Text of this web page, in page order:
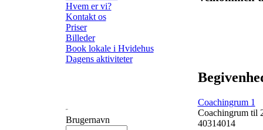
Hvem er vi?
Kontakt os
Priser
Billeder
Book lokale i Hvidehus
Dagens aktiviteter
Brugernavn
Coachingrum 1
Coachingrum til
40314014